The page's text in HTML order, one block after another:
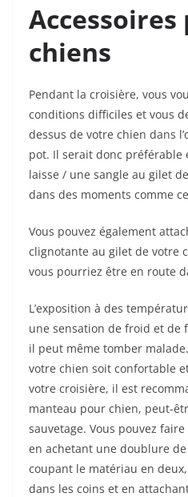
Accessoires
chiens
Pendant la croisière, vous
conditions difficiles et vous
dessus de votre chien dans
pot. Il serait donc préférable
laisse / une sangle au gilet
dans des moments comme
Vous pouvez également
clignotante au gilet de votre
vous pourriez être en route
L’exposition à des
une sensation de froid et de
il peut même tomber
votre chien soit confortable
votre croisière, il est
manteau pour chien, peut-
sauvetage. Vous pouvez
en achetant une doublure
coupant le matériau en
dans les coins et en